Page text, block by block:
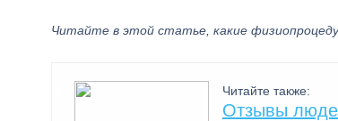
Читайте в этой статье, какие
Читайте также:
Отзывы